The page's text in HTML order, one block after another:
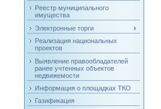
Реестр муниципального
имущества
Электронные торги
Реализация национальных
проектов
Выявление правообладателей
ранее учтенных объектов
недвижемости
Информация о площадках ТКО
Газификация